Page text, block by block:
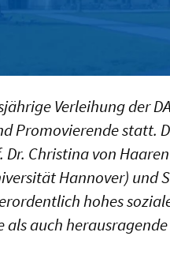
Verleihung der
Promovierende statt.
Christina von Haaren
Hannover) und
hohes
auch